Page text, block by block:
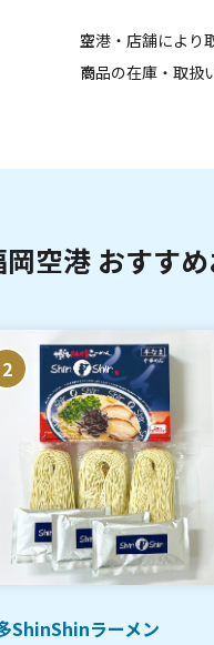
空港・店舗により
商品の在庫・取扱
空港 おすす
2
ShinShinラーメン